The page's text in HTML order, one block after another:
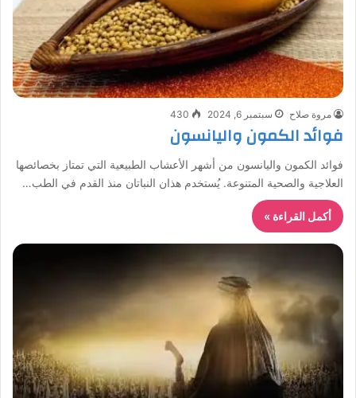
مروة صلاح سبتمبر 6, 2024 430
فوائد الكمون واليانسون
فوائد الكمون واليانسون من أشهر الأعشاب الطبيعية التي تمتاز بخصائصها
العلاجية والصحية المتنوعة. يُستخدم هذان النباتان منذ القدم في الطب…
أكمل القراءة »